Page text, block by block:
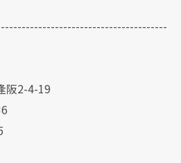
阪2-4-19